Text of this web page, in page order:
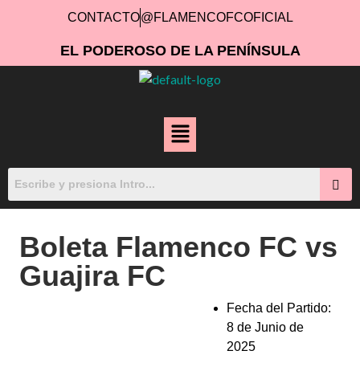
CONTACTO@FLAMENCOFCOFICIAL
EL PODEROSO DE LA PENÍNSULA
Boleta Flamenco FC vs
Guajira FC
Fecha del Partido:
8 de Junio de
2025